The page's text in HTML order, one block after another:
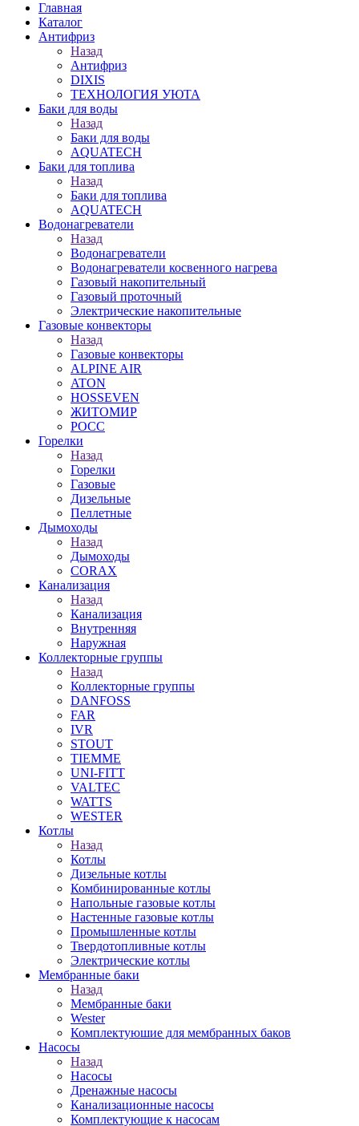
Главная
Каталог
Антифриз
Назад
Антифриз
DIXIS
ТЕХНОЛОГИЯ УЮТА
Баки для воды
Назад
Баки для воды
AQUATECH
Баки для топлива
Назад
Баки для топлива
AQUATECH
Водонагреватели
Назад
Водонагреватели
Водонагреватели косвенного нагрева
Газовый накопительный
Газовый проточный
Электрические накопительные
Газовые конвекторы
Назад
Газовые конвекторы
ALPINE AIR
ATON
HOSSEVEN
ЖИТОМИР
РОСС
Горелки
Назад
Горелки
Газовые
Дизельные
Пеллетные
Дымоходы
Назад
Дымоходы
CORAX
Канализация
Назад
Канализация
Внутренняя
Наружная
Коллекторные группы
Назад
Коллекторные группы
DANFOSS
FAR
IVR
STOUT
TIEMME
UNI-FITT
VALTEC
WATTS
WESTER
Котлы
Назад
Котлы
Дизельные котлы
Комбинированные котлы
Напольные газовые котлы
Настенные газовые котлы
Промышленные котлы
Твердотопливные котлы
Электрические котлы
Мембранные баки
Назад
Мембранные баки
Wester
Комплектуюшие для мембранных баков
Насосы
Назад
Насосы
Дренажные насосы
Канализационные насосы
Комплектующие к насосам